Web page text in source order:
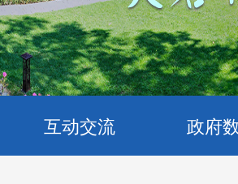
互动交流 政府